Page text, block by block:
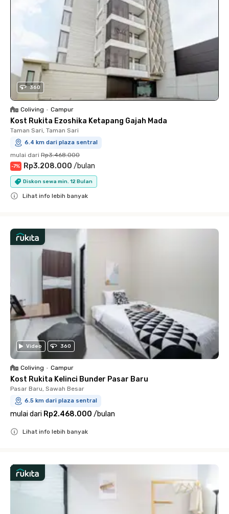
360
Coliving • Campur
Kost Rukita Ezoshika Ketapang Gajah Mada
Taman Sari, Taman Sari
6.4 km dari plaza sentral
mulai dari Rp3.468.000
-7% Rp3.208.000 /bulan
Diskon sewa min. 12 Bulan
Lihat info lebih banyak
Video 360
Coliving • Campur
Kost Rukita Kelinci Bunder Pasar Baru
Pasar Baru, Sawah Besar
6.5 km dari plaza sentral
mulai dari Rp2.468.000 /bulan
Lihat info lebih banyak